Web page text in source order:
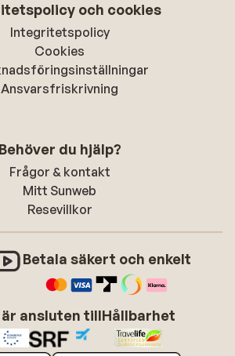
och cookies
Integritetspolicy
Cookies
Ansvarsfriskrivning
Behöver du hjälp?
Frågor & kontakt
Mitt Sunweb
Resevillkor
Betala säkert och enkelt
är ansluten tillHållbarhet